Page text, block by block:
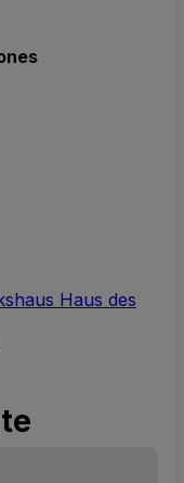
Haus des